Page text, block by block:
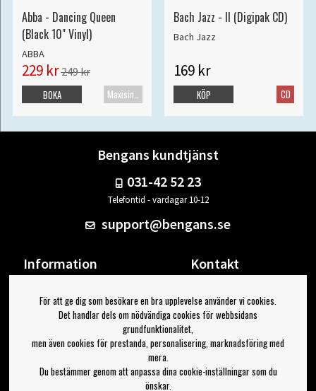
Abba - Dancing Queen
(Black 10" Vinyl)
ABBA
229 kr249 kr
Maxisingel
BOKA
Bach Jazz - II (Digipak CD)
Bach Jazz
169 kr
CD
KÖP
Bengans kundtjänst
031-42 52 23
Telefontid - vardagar 10-12
support@bengans.se
Information
Om Bengans
FAQ / Köp- & Leveransvillkor
Kontakt
Din sida
Logga ut
Jag vill ha tips från Bengans
För att ge dig som besökare en bra upplevelse använder vi cookies.
Det handlar dels om nödvändiga cookies för webbsidans
grundfunktionalitet,
men även cookies för prestanda, personalisering, marknadsföring med
mera.
Du bestämmer genom att anpassa dina cookie-inställningar som du
önskar.